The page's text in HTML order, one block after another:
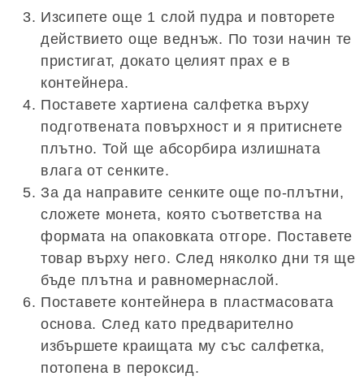
Изсипете още 1 слой пудра и повторете
действието още веднъж. По този начин те
пристигат, докато целият прах е в
контейнера.
Поставете хартиена салфетка върху
подготвената повърхност и я притиснете
плътно. Той ще абсорбира излишната
влага от сенките.
За да направите сенките още по-плътни,
сложете монета, която съответства на
формата на опаковката отгоре. Поставете
товар върху него. След няколко дни тя ще
бъде плътна и равномернаслой.
Поставете контейнера в пластмасовата
основа. След като предварително
избършете краищата му със салфетка,
потопена в пероксид.